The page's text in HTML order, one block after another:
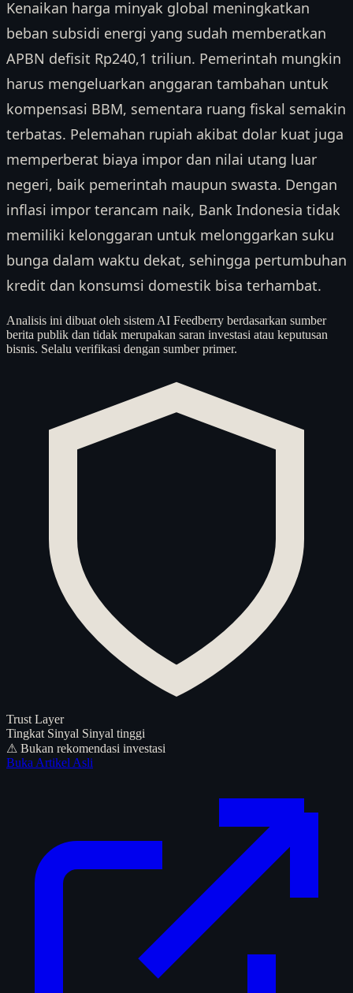
Kenaikan harga minyak global meningkatkan
beban subsidi energi yang sudah memberatkan
APBN defisit Rp240,1 triliun. Pemerintah mungkin
harus mengeluarkan anggaran tambahan untuk
kompensasi BBM, sementara ruang fiskal semakin
terbatas. Pelemahan rupiah akibat dolar kuat juga
memperberat biaya impor dan nilai utang luar
negeri, baik pemerintah maupun swasta. Dengan
inflasi impor terancam naik, Bank Indonesia tidak
memiliki kelonggaran untuk melonggarkan suku
bunga dalam waktu dekat, sehingga pertumbuhan
kredit dan konsumsi domestik bisa terhambat.
Analisis ini dibuat oleh sistem AI Feedberry berdasarkan sumber
berita publik dan tidak merupakan saran investasi atau keputusan
bisnis. Selalu verifikasi dengan sumber primer.
Trust Layer
Tingkat Sinyal Sinyal tinggi
⚠ Bukan rekomendasi investasi
Buka Artikel Asli